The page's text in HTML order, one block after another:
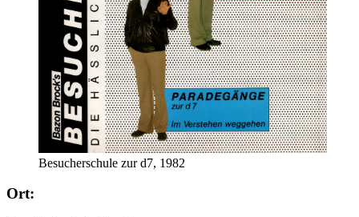
Besucherschule zur d7, 1982
Ort: